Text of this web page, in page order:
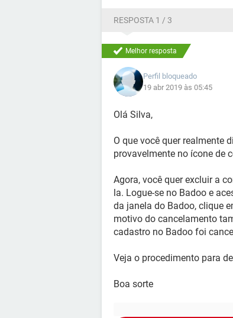
RESPOSTA 1 / 3
Melhor resposta
Perfil bloqueado
19 abr 2019 às 05:45
Olá Silva,
O que você quer realmente
provavelmente no ícone de
Agora, você quer excluir a
la. Logue-se no Badoo e
da janela do Badoo, clique
motivo do cancelamento
cadastro no Badoo foi
Veja o procedimento para
Boa sorte